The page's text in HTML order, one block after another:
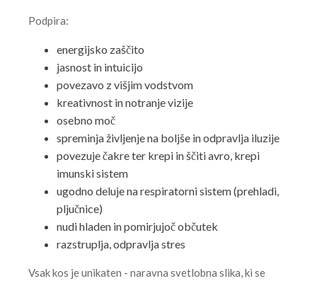
Podpira:
energijsko zaščito
jasnost in intuicijo
povezavo z višjim vodstvom
kreativnost in notranje vizije
osebno moč
spreminja življenje na boljše in odpravlja iluzije
povezuje čakre ter krepi in ščiti avro, krepi
imunski sistem
ugodno deluje na respiratorni sistem (prehladi,
pljučnice)
nudi hladen in pomirjujoč občutek
razstruplja, odpravlja stres
Vsak kos je unikaten - naravna svetlobna slika, ki se